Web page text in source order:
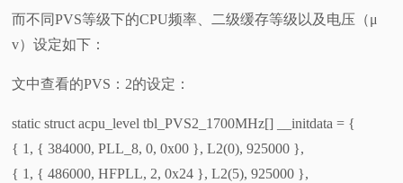
而不同PVS等级下的CPU频率、二级缓存等级以及电压（μ
v）设定如下：
文中查看的PVS：2的设定：
static struct acpu_level tbl_PVS2_1700MHz[] __initdata = {
{ 1, { 384000, PLL_8, 0, 0x00 }, L2(0), 925000 },
{ 1, { 486000, HFPLL, 2, 0x24 }, L2(5), 925000 },